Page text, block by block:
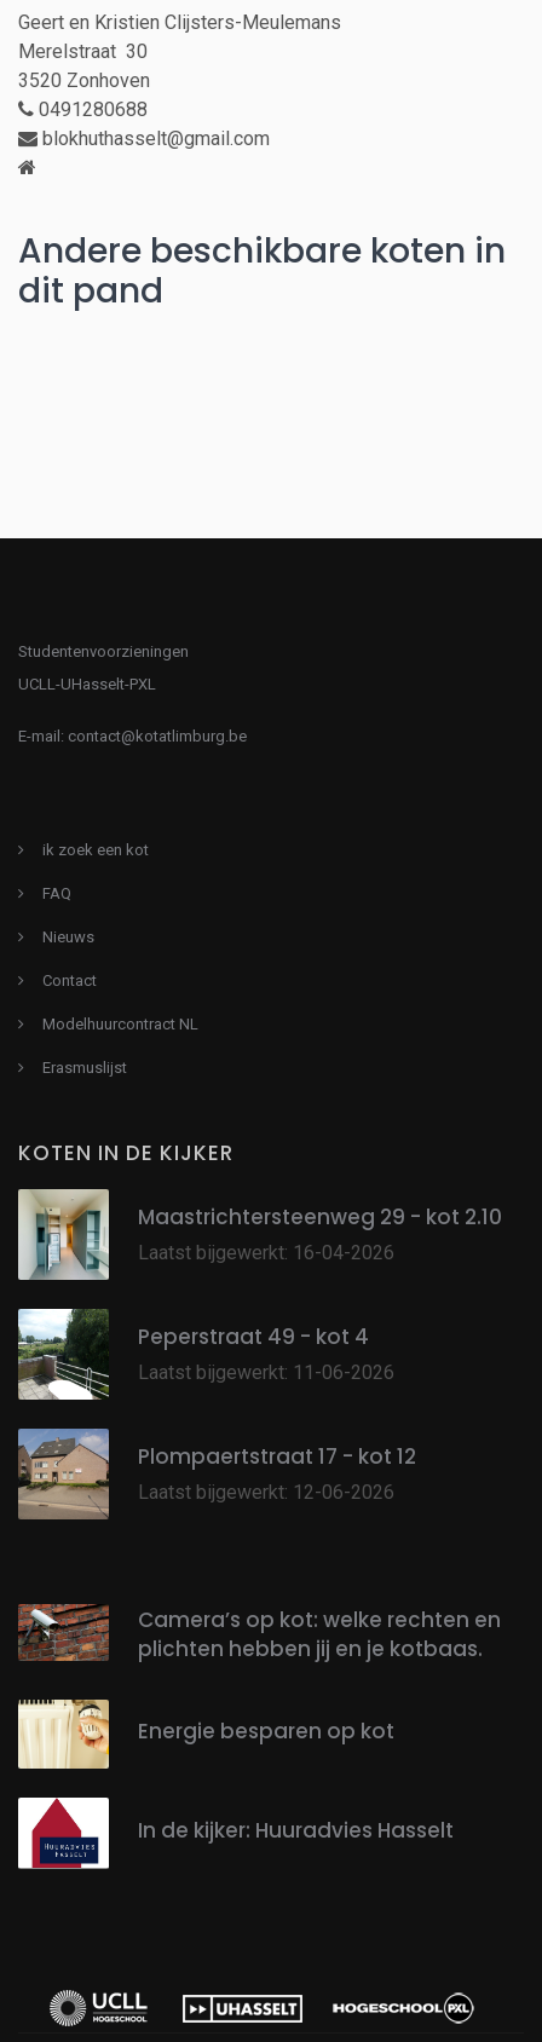
Geert en Kristien Clijsters-Meulemans
Merelstraat 30
3520 Zonhoven
0491280688
blokhuthasselt@gmail.com
Andere beschikbare koten in
dit pand
Studentenvoorzieningen
UCLL-UHasselt-PXL
E-mail: contact@kotatlimburg.be
ik zoek een kot
FAQ
Nieuws
Contact
Modelhuurcontract NL
Erasmuslijst
KOTEN IN DE KIJKER
Maastrichtersteenweg 29 - kot 2.10
Laatst bijgewerkt: 16-04-2026
Peperstraat 49 - kot 4
Laatst bijgewerkt: 11-06-2026
Plompaertstraat 17 - kot 12
Laatst bijgewerkt: 12-06-2026
Camera’s op kot: welke rechten en
plichten hebben jij en je kotbaas.
Energie besparen op kot
In de kijker: Huuradvies Hasselt